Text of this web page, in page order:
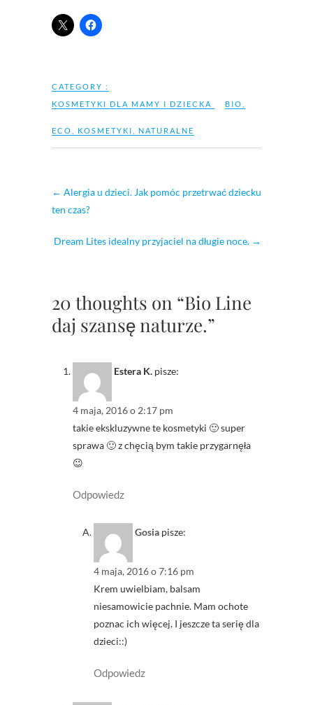
CATEGORY :
KOSMETYKI DLA MAMY I DZIECKA
BIO
ECO KOSMETYKI NATURALNE
← Alergia u dzieci. Jak pomóc przetrwać dziecku
ten czas?
Dream Lites idealny przyjaciel na długie noce. →
20 thoughts on “Bio Line
daj szansę naturze.”
Estera K. pisze:
4 maja, 2016 o 2:17 pm
takie ekskluzywne te kosmetyki 🙂 super
sprawa 🙂 z chęcią bym takie przygarnęła
😉
Odpowiedz
Gosia pisze:
4 maja, 2016 o 7:16 pm
Krem uwielbiam, balsam
niesamowicie pachnie. Mam ochote
poznac ich więcej. I jeszcze ta serię dla
dzieci::)
Odpowiedz